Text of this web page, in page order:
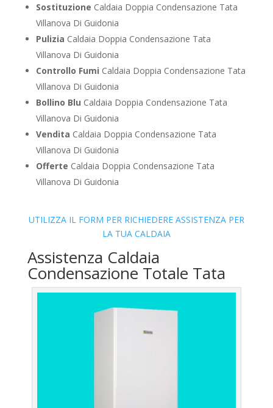
Sostituzione Caldaia Doppia Condensazione Tata
Villanova Di Guidonia
Pulizia Caldaia Doppia Condensazione Tata
Villanova Di Guidonia
Controllo Fumi Caldaia Doppia Condensazione Tata
Villanova Di Guidonia
Bollino Blu Caldaia Doppia Condensazione Tata
Villanova Di Guidonia
Vendita Caldaia Doppia Condensazione Tata
Villanova Di Guidonia
Offerte Caldaia Doppia Condensazione Tata
Villanova Di Guidonia
UTILIZZA IL FORM PER RICHIEDERE ASSISTENZA PER
LA TUA CALDAIA
Assistenza Caldaia
Condensazione Totale Tata